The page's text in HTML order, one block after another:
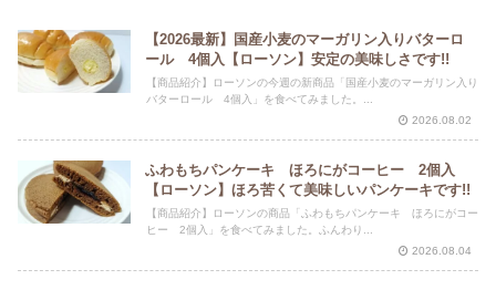
【2026最新】国産小麦のマーガリン入りバターロ
ール 4個入【ローソン】安定の美味しさです!!
【商品紹介】ローソンの今週の新商品「国産小麦のマーガリン入り
バターロール 4個入」を食べてみました。...
2026.08.02
ふわもちパンケーキ ほろにがコーヒー 2個入
【ローソン】ほろ苦くて美味しいパンケーキです!!
【商品紹介】ローソンの商品「ふわもちパンケーキ ほろにがコー
ヒー 2個入」を食べてみました。ふんわり...
2026.08.04